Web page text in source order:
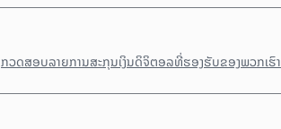
ກວດສອບລາຍການສະກຸນເງິນດິຈິຕອລທີ່ຮອງຮັບຂອງພວກເຮົາ